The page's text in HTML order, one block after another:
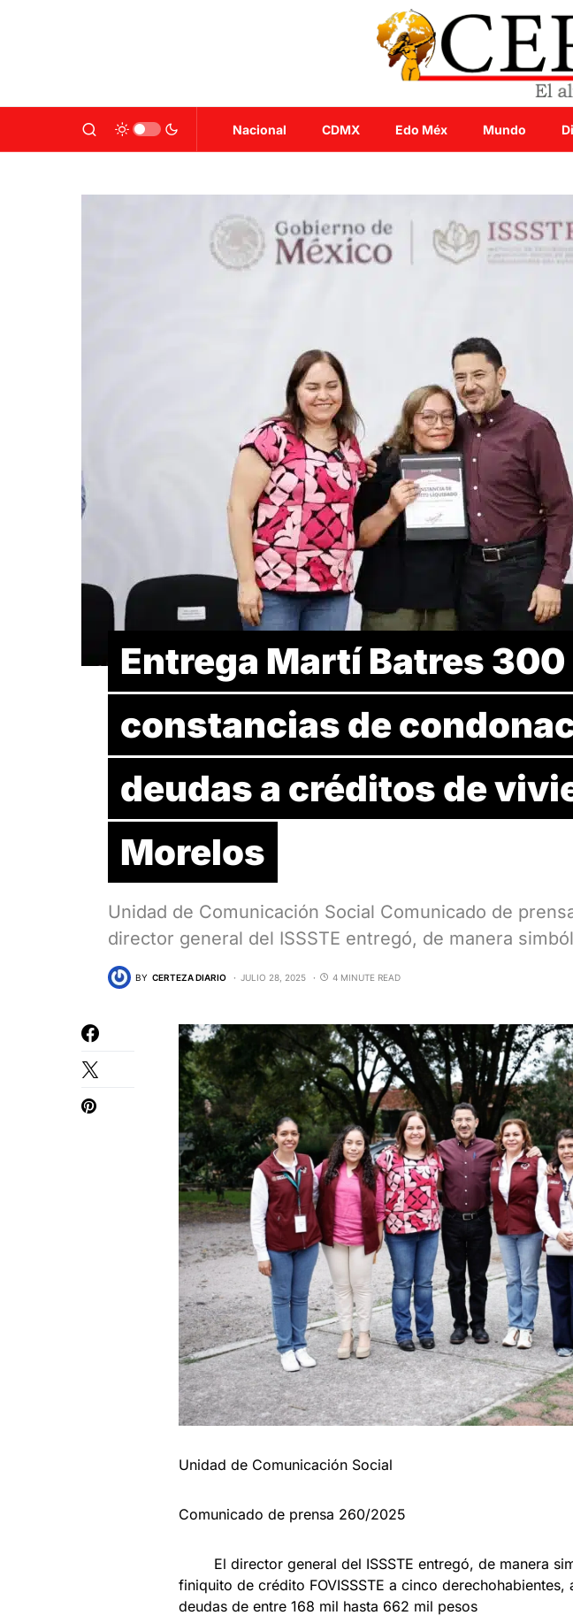
Nacional CDMX Edo Méx Mundo
Entrega Martí Batres 300
constancias de
deudas a créditos de
Morelos
Unidad de Comunicación Social Comunicado de
director general del ISSSTE entregó, de manera
BY CERTEZA DIARIO JULIO 28, 2025 4 MINUTE READ
Unidad de Comunicación Social
Comunicado de prensa 260/2025
El director general del ISSSTE entregó, de manera
finiquito de crédito FOVISSSTE a cinco
deudas de entre 168 mil hasta 662 mil pesos